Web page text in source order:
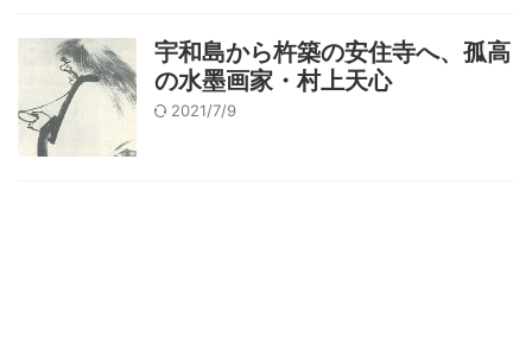
宇和島から杵築の安住寺へ、孤高
の水墨画家・村上天心
2021/7/9